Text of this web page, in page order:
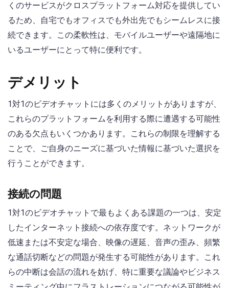
くのサービスがクロスプラットフォーム対応を提供してい
るため、自宅でもオフィスでも外出先でもシームレスに接
続できます。この柔軟性は、モバイルユーザーや遠隔地に
いるユーザーにとって特に便利です。
デメリット
1対1のビデオチャットには多くのメリットがありますが、
これらのプラットフォームを利用する際に遭遇する可能性
のある欠点もいくつかあります。これらの制限を理解する
ことで、ご自身のニーズに基づいた情報に基づいた選択を
行うことができます。
接続の問題
1対1のビデオチャットで最もよくある課題の一つは、安定
したインターネット接続への依存度です。ネットワークが
低速または不安定な場合、映像の遅延、音声の歪み、頻繁
な通話切断などの問題が発生する可能性があります。これ
らの中断は会話の流れを妨げ、特に重要な議論やビジネス